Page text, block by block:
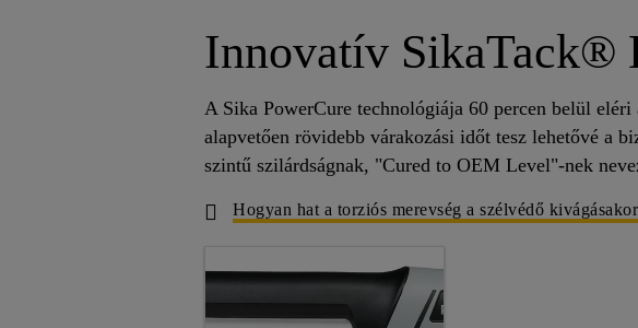
Innovatív SikaTack®
A Sika PowerCure technológiája 60 percen belül
alapvetően rövidebb várakozási időt tesz lehetővé a
szintű szilárdságnak, "Cured to OEM Level"-nek
Hogyan hat a torziós merevség a szélvédő